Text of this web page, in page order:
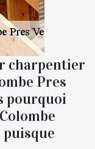
charpentier
Pres
pourquoi
puisque